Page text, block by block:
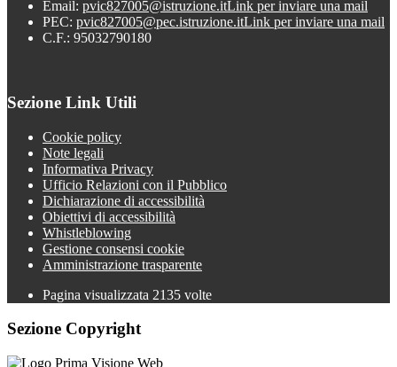
Email: pvic827005@istruzione.itLink per inviare una mail
PEC: pvic827005@pec.istruzione.itLink per inviare una mail
C.F.: 95032790180
Sezione Link Utili
Cookie policy
Note legali
Informativa Privacy
Ufficio Relazioni con il Pubblico
Dichiarazione di accessibilità
Obiettivi di accessibilità
Whistleblowing
Gestione consensi cookie
Amministrazione trasparente
Pagina visualizzata 2135 volte
Sezione Copyright